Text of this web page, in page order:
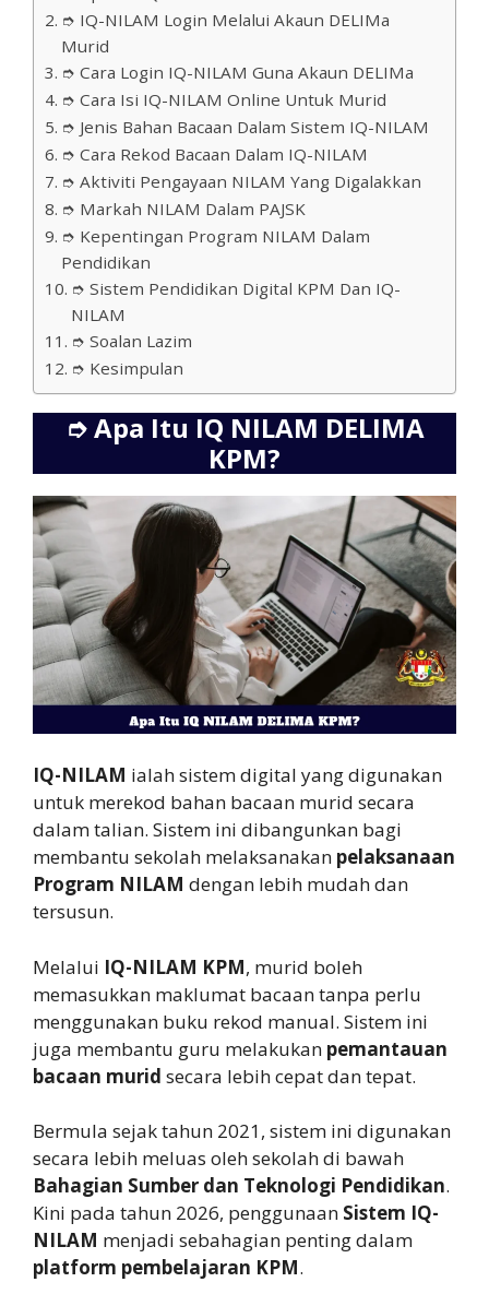
➮ IQ-NILAM Login Melalui Akaun DELIMa
Murid
➮ Cara Login IQ-NILAM Guna Akaun DELIMa
➮ Cara Isi IQ-NILAM Online Untuk Murid
➮ Jenis Bahan Bacaan Dalam Sistem IQ-NILAM
➮ Cara Rekod Bacaan Dalam IQ-NILAM
➮ Aktiviti Pengayaan NILAM Yang Digalakkan
➮ Markah NILAM Dalam PAJSK
➮ Kepentingan Program NILAM Dalam
Pendidikan
➮ Sistem Pendidikan Digital KPM Dan IQ-
NILAM
➮ Soalan Lazim
➮ Kesimpulan
➮Apa Itu IQ NILAM DELIMA
KPM?
IQ-NILAM ialah sistem digital yang digunakan
untuk merekod bahan bacaan murid secara
dalam talian. Sistem ini dibangunkan bagi
membantu sekolah melaksanakan pelaksanaan
Program NILAM dengan lebih mudah dan
tersusun.
Melalui IQ-NILAM KPM, murid boleh
memasukkan maklumat bacaan tanpa perlu
menggunakan buku rekod manual. Sistem ini
juga membantu guru melakukan pemantauan
bacaan murid secara lebih cepat dan tepat.
Bermula sejak tahun 2021, sistem ini digunakan
secara lebih meluas oleh sekolah di bawah
Bahagian Sumber dan Teknologi Pendidikan.
Kini pada tahun 2026, penggunaan Sistem IQ-
NILAM menjadi sebahagian penting dalam
platform pembelajaran KPM.